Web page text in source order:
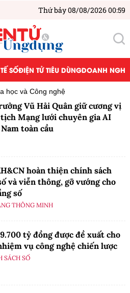
Thứ bảy 08/08/2026 00:59
SỐĐIỆN TỬ TIÊU DÙNGDOANH
học và Công nghệ
Vũ Hải Quân giữ cương vị
Mạng lưới chuyên gia AI
toàn cầu
hoàn thiện chính sách
và viễn thông, gỡ vướng cho
số
THÔNG MINH
tỷ đồng được đề xuất cho
vụ công nghệ chiến lược
SÁCH SỐ